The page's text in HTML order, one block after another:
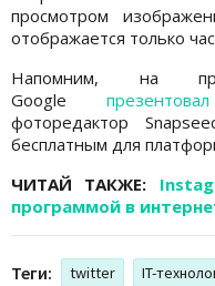
просмотром
отображается только
Напомним, на
Google презентовал
фоторедактор
бесплатным для
ЧИТАЙ ТАКЖЕ:
программой в
Теги: twitter IT-